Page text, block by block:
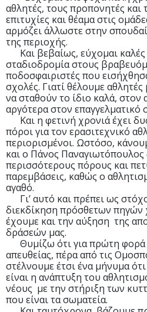
αθλητές, τους προπονητές και
επιτυχίες και θέαμα στις
αρμόζει άλλωστε στην
της περιοχής.
Και βεβαίως, εύχομαι καλές
σταδιοδρομία στους
ποδοσφαιριστές που
σχολές. Γιατί θέλουμε
να σταθούν το ίδιο καλά, στον
αργότερα στον επαγγελματικό
Και η φετινή χρονιά έχει
πόροι για τον ερασιτεχνικό
περιορισμένοι. Ωστόσο,
και ο Πάνος Παναγιωτόπουλος
περισσότερους πόρους και
παρεμβάσεις, καθώς ο
αγαθό.
Γι’ αυτό και πρέπει ως
διεκδίκηση πρόσθετων
έχουμε και την αύξηση της
δράσεών μας.
Θυμίζω ότι για πρώτη φορά
απευθείας, πέρα από τις
στέλνουμε έτσι ένα μήνυμα
είναι η ανάπτυξη του
νέους με την στήριξη των
που είναι τα σωματεία.